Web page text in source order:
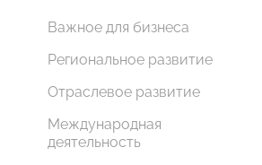
Важное для бизнеса
Региональное развитие
Отраслевое развитие
Международная
деятельность